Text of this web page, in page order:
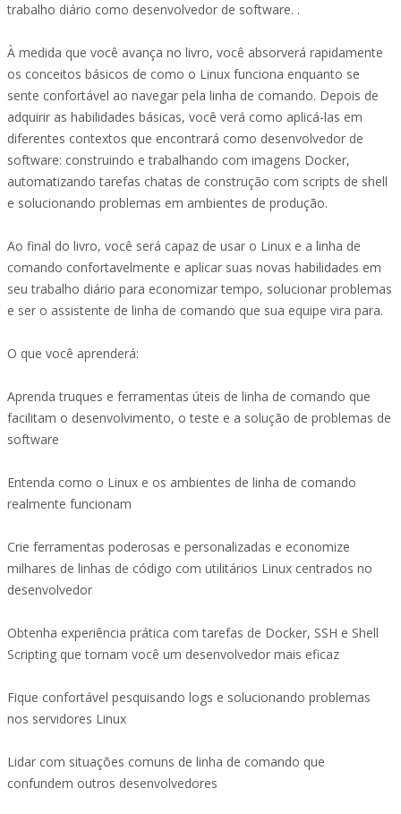
trabalho diário como desenvolvedor de software. .
À medida que você avança no livro, você absorverá rapidamente
os conceitos básicos de como o Linux funciona enquanto se
sente confortável ao navegar pela linha de comando. Depois de
adquirir as habilidades básicas, você verá como aplicá-las em
diferentes contextos que encontrará como desenvolvedor de
software: construindo e trabalhando com imagens Docker,
automatizando tarefas chatas de construção com scripts de shell
e solucionando problemas em ambientes de produção.
Ao final do livro, você será capaz de usar o Linux e a linha de
comando confortavelmente e aplicar suas novas habilidades em
seu trabalho diário para economizar tempo, solucionar problemas
e ser o assistente de linha de comando que sua equipe vira para.
O que você aprenderá:
Aprenda truques e ferramentas úteis de linha de comando que
facilitam o desenvolvimento, o teste e a solução de problemas de
software
Entenda como o Linux e os ambientes de linha de comando
realmente funcionam
Crie ferramentas poderosas e personalizadas e economize
milhares de linhas de código com utilitários Linux centrados no
desenvolvedor
Obtenha experiência prática com tarefas de Docker, SSH e Shell
Scripting que tornam você um desenvolvedor mais eficaz
Fique confortável pesquisando logs e solucionando problemas
nos servidores Linux
Lidar com situações comuns de linha de comando que
confundem outros desenvolvedores